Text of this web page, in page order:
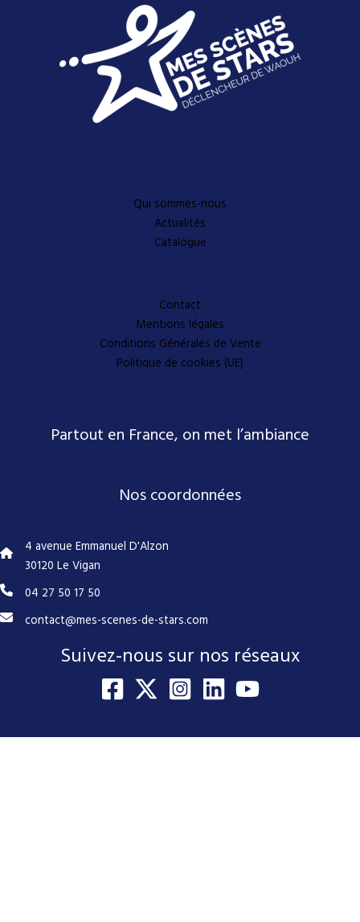
Qui sommes-nous
Actualités
Catalogue
Contact
Mentions légales
Conditions Générales de Vente
Politique de cookies (UE)
Partout en France, on met l’ambiance
Nos coordonnées
4 avenue Emmanuel D'Alzon
30120 Le Vigan
04 27 50 17 50
contact@mes-scenes-de-stars.com
Suivez-nous sur nos réseaux